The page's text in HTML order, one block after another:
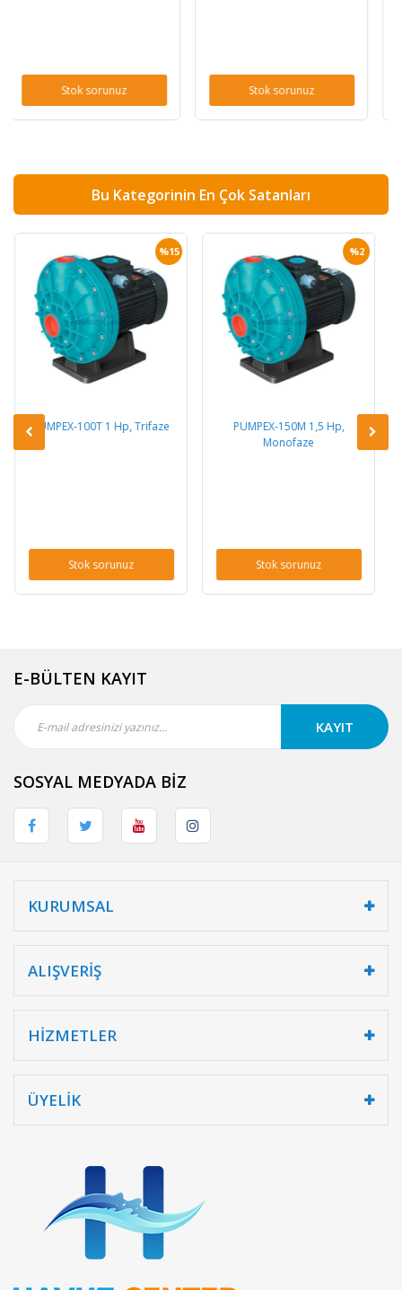
Bu Kategorinin En Çok Satanları
Trifaze
PUMPEX-150M 1,5 Hp,
PUMPEX-150T 1,5 Hp,
E-BÜLTEN KAYIT
KAYIT
SOSYAL MEDYADA BİZ
KURUMSAL
ALIŞVERİŞ
HİZMETLER
ÜYELİK